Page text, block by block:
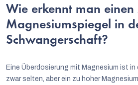
Wie erkennt man einen
Magnesiumspiegel in
Schwangerschaft?
Eine Überdosierung mit Magnesium ist
zwar selten, aber ein zu hoher